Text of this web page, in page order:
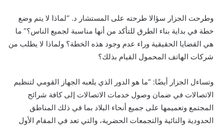
وطرحت الجزار سؤالا طرحته على المستشار د. “لماذا لا يتم وضع
خطة في بداية بناء الطرق للتأكد من أنها مناسبة لجميع الناس؟” ما
هي القضايا الحقيقية وراء عدم وجود هذه الخطة؟ ولماذا لا يطلب من
شركات الهاتف المحمول القيام بذلك؟
وتساءل الجزار أيضًا: “ما هو الدور الذي يلعبه الجهاز القومي لتنظيم
الاتصالات في ضمان وصول خدمات الاتصالات إلى كافة شرائح
المجتمع وتعميمها على جميع أنحاء البلاد بما في ذلك المناطق
الحدودية والنائية والتجمعات الحضرية، والتي تعد في المقام الأول